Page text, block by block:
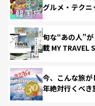
グルメ・テクニ
旬な“あの人”
載 MY TRAVEL
今、こんな旅
年絶対行くべき